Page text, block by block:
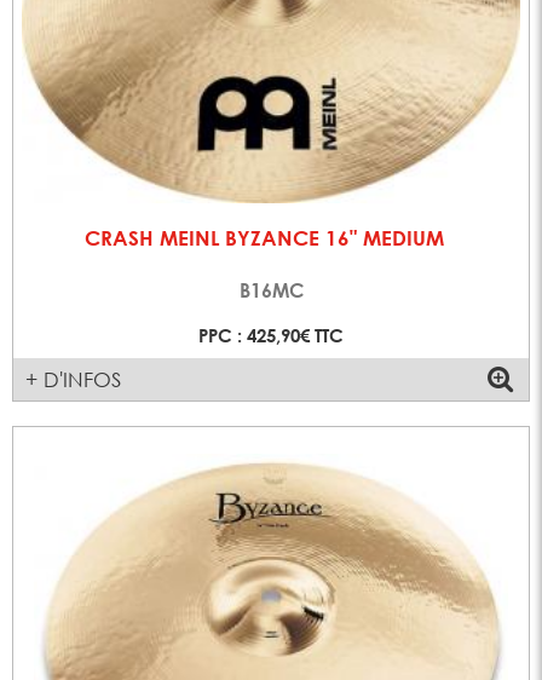
CRASH MEINL BYZANCE 16" MEDIUM
B16MC
PPC : 425,90€ TTC
+ D'INFOS